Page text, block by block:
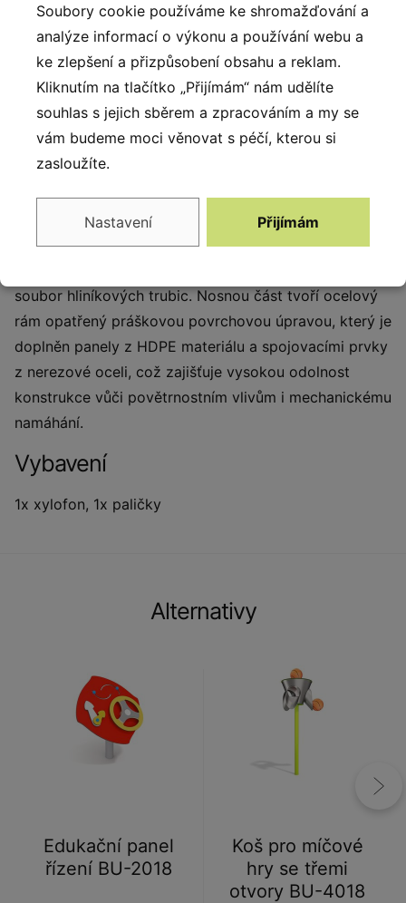
Popis produktu
Xylofon Marimba ‘Calypso’ je hudební nástroj ze
skupiny idiofonů se dvěma zrcadlově stejnými
stupnicemi. Tvoří ji sada kovových trubic, které
rezonují jemným zvukem s bohatým obsahem
harmonických tónů. Na xylofon mohou hrát současně
dvě osoby. Nástroj skvěle ladí s dalšími hudebním
nástroji. Technika hry je velmi jednoduchá a intuitivní.
Stačí pouze aplikovat údery paličkami do prostředních
soubor hliníkových trubic. Nosnou část tvoří ocelový
rám opatřený práškovou povrchovou úpravou, který je
doplněn panely z HDPE materiálu a spojovacími prvky
z nerezové oceli, což zajišťuje vysokou odolnost
konstrukce vůči povětrnostním vlivům i mechanickému
namáhání.
Vybavení
1x xylofon, 1x paličky
Alternativy
Edukační panel
řízení BU-2018
Koš pro míčové
hry se třemi
otvory BU-4018
Soubory cookie používáme ke shromažďování a
analýze informací o výkonu a používání webu a
ke zlepšení a přizpůsobení obsahu a reklam.
Kliknutím na tlačítko „Přijímám“ nám udělíte
souhlas s jejich sběrem a zpracováním a my se
vám budeme moci věnovat s péčí, kterou si
zasloužíte.
Nastavení Přijímám